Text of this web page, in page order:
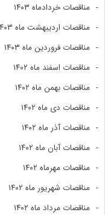
مناقصات خردادماه ۱۴۰۳
مناقصات اردیبهشت ماه ۱۴۰۳
مناقصات فروردین ماه ۱۴۰۳
مناقصات اسفند ماه ۱۴۰۲
مناقصات بهمن ماه ۱۴۰۲
مناقصات دی ماه ۱۴۰۲
مناقصات آذر ماه ۱۴۰۲
مناقصات آبان ماه ۱۴۰۲
مناقصات مهرماه ۱۴۰۲
مناقصات شهریور ماه ۱۴۰۲
مناقصات مرداد ماه ۱۴۰۲